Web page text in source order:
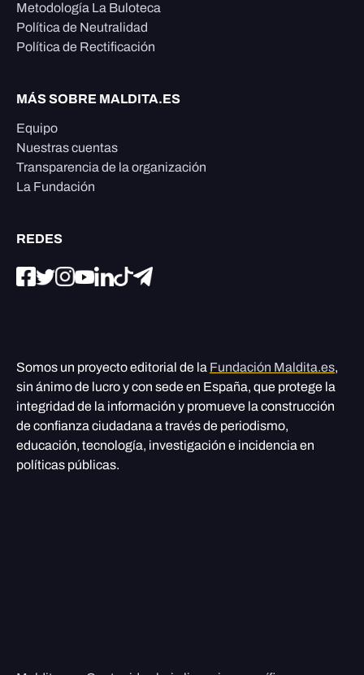
Metodología La Buloteca
Política de Neutralidad
Política de Rectificación
MÁS SOBRE MALDITA.ES
Equipo
Nuestras cuentas
Transparencia de la organización
La Fundación
REDES
Somos un proyecto editorial de la Fundación Maldita.es,
sin ánimo de lucro y con sede en España, que protege la
integridad de la información y promueve la construcción
de confianza ciudadana a través de periodismo,
educación, tecnología, investigación e incidencia en
políticas públicas.